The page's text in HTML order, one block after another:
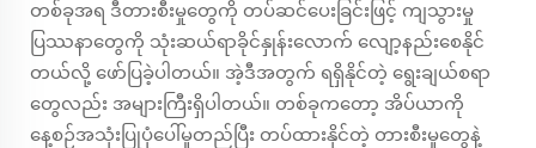
တစ်ခုအရ ဒီတားစီးမှုတွေကို တပ်ဆင်ပေးခြင်းဖြင့် ကျသွားမှု
ပြဿနာတွေကို သုံးဆယ်ရာခိုင်နှုန်းလောက် လျော့နည်းစေနိုင်
တယ်လို့ ဖော်ပြခဲ့ပါတယ်။ အဲ့ဒီအတွက် ရရှိနိုင်တဲ့ ရွေးချယ်စရာ
တွေလည်း အများကြီးရှိပါတယ်။ တစ်ခုကတော့ အိပ်ယာကို
နေ့စဉ်အသုံးပြုပုံပေါ်မူတည်ပြီး တပ်ထားနိုင်တဲ့ တားစီးမှုတွေနဲ့